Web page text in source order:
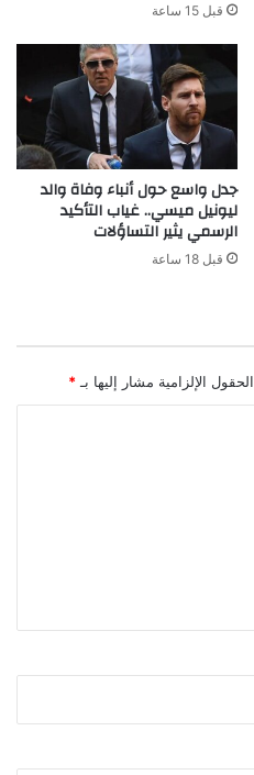
قبل 15 ساعة
جدل واسع حول أنباء وفاة والد
ليونيل ميسي.. غياب التأكيد
الرسمي يثير التساؤلات
قبل 18 ساعة
الحقول الإلزامية مشار إليها بـ *